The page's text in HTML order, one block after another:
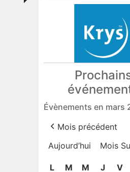
Évènements en mars
Mois précédent
Aujourd’hui
Mois
L lundi
M mardi
M mercredi
J jeudi
V